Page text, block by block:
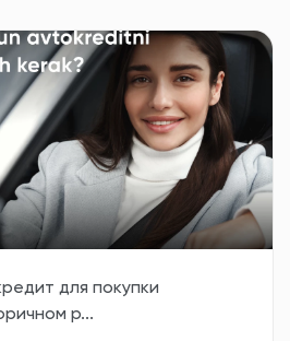
для покупки
р...